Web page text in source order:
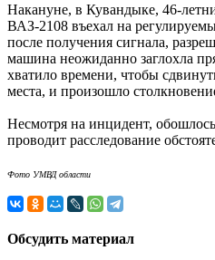
Накануне, в Кувандыке, 46-
ВАЗ-2108 въехал на
после получения сигнала,
машина неожиданно заглохла
хватило времени, чтобы
места, и произошло
Несмотря на инцидент,
проводит расследование
Фото УМВД области
Обсудить материал